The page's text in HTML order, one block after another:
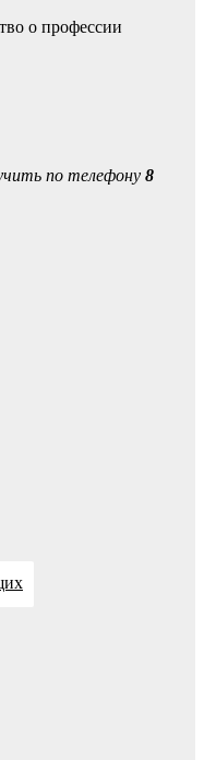
о профессии
по телефону 8